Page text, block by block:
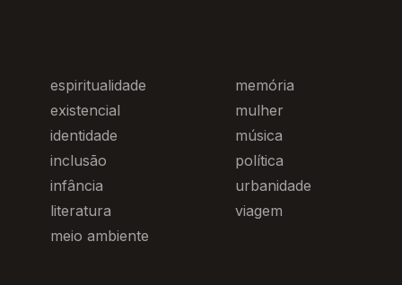
espiritualidade
existencial
identidade
inclusão
infância
literatura
meio ambiente
memória
mulher
música
política
urbanidade
viagem